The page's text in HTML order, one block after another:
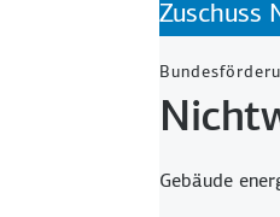
Zuschuss
Gebäude